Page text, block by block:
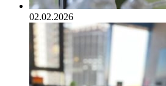
02.02.2026